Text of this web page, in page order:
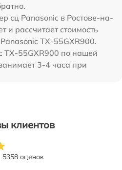
сц Panasonic в Ростове-на-
и рассчитает стоимость
TX-55GXR900.
TX-55GXR900 по нашей
3-4 часа при
клиентов
5358 оценок